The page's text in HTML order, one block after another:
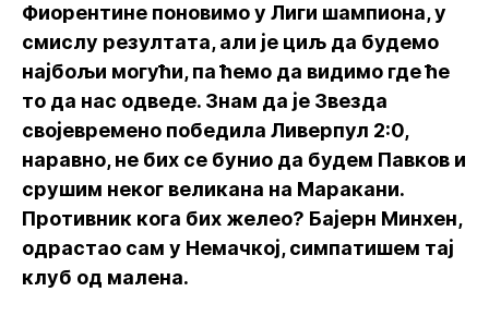
Фиорентине поновимо у Лиги шампиона, у
смислу резултата, али је циљ да будемо
најбољи могући, па ћемо да видимо где ће
то да нас одведе. Знам да је Звезда
својевремено победила Ливерпул 2:0,
наравно, не бих се бунио да будем Павков и
срушим неког великана на Маракани.
Противник кога бих желео? Бајерн Минхен,
одрастао сам у Немачкој, симпатишем тај
клуб од малена.